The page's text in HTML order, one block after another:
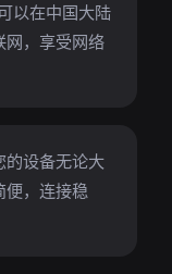
以在中国大陆
网，享受网络
的设备无论大
便，连接稳